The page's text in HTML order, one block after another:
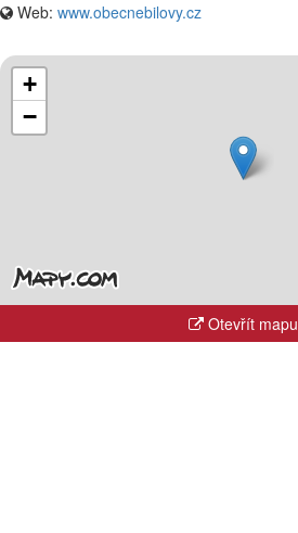
Web: www.obecnebilovy.cz
+
−
Otevřít mapu